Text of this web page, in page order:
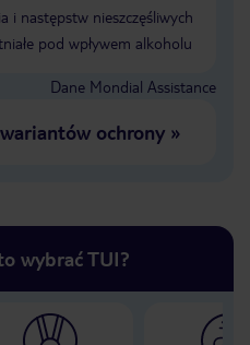
i następstw nieszczęśliwych
pod wpływem alkoholu
Dane Mondial Assistance
ochrony»
wybrać TUI?